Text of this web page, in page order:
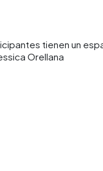
tienen un
Orellana